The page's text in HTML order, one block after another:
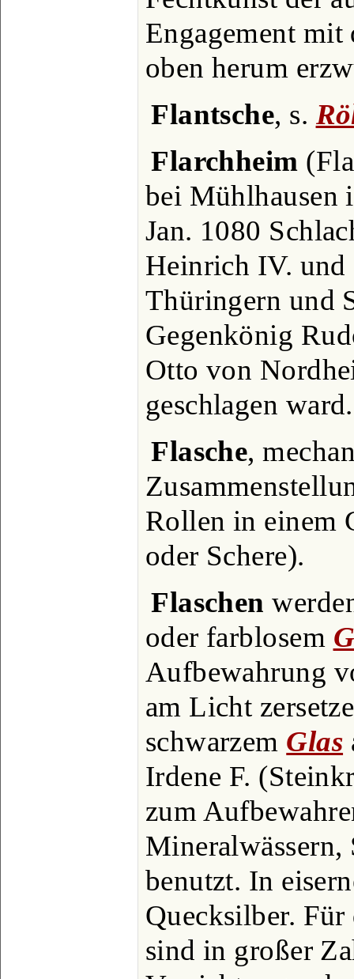
Engagement mit
oben herum
Flantsche, s.
Flarchheim
bei Mühlhausen
Jan. 1080
Heinrich IV. und
Thüringern und
Gegenkönig
Otto von
geschlagen ward.
Flasche,
Rollen in einem
oder Schere).
Flaschen
oder farblosem
Aufbewahrung
am Licht
schwarzem Glas
Irdene F.
zum
Mineralwässern,
benutzt. In
Quecksilber.
sind in großer